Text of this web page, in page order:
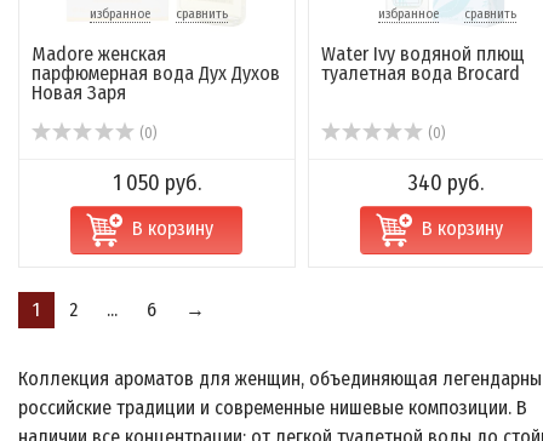
избранное сравнить
Madore женская
парфюмерная вода Дух Духов
Новая Заря
(0)
1 050 руб.
В корзину
избранное сравнить
Water Ivy водяной плющ
туалетная вода Brocard
(0)
340 руб.
В корзину
1 2 ... 6 →
Коллекция ароматов для женщин, объединяющая
российские традиции и современные нишевые композиции. В